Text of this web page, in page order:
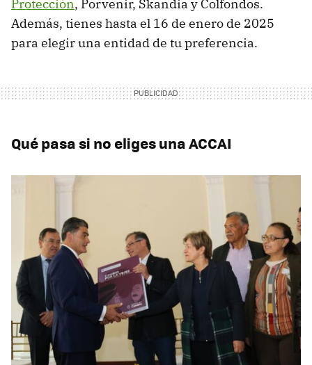
Protección, Porvenir, Skandia y Colfondos.
Además, tienes hasta el 16 de enero de 2025
para elegir una entidad de tu preferencia.
Qué pasa si no eliges una ACCAI